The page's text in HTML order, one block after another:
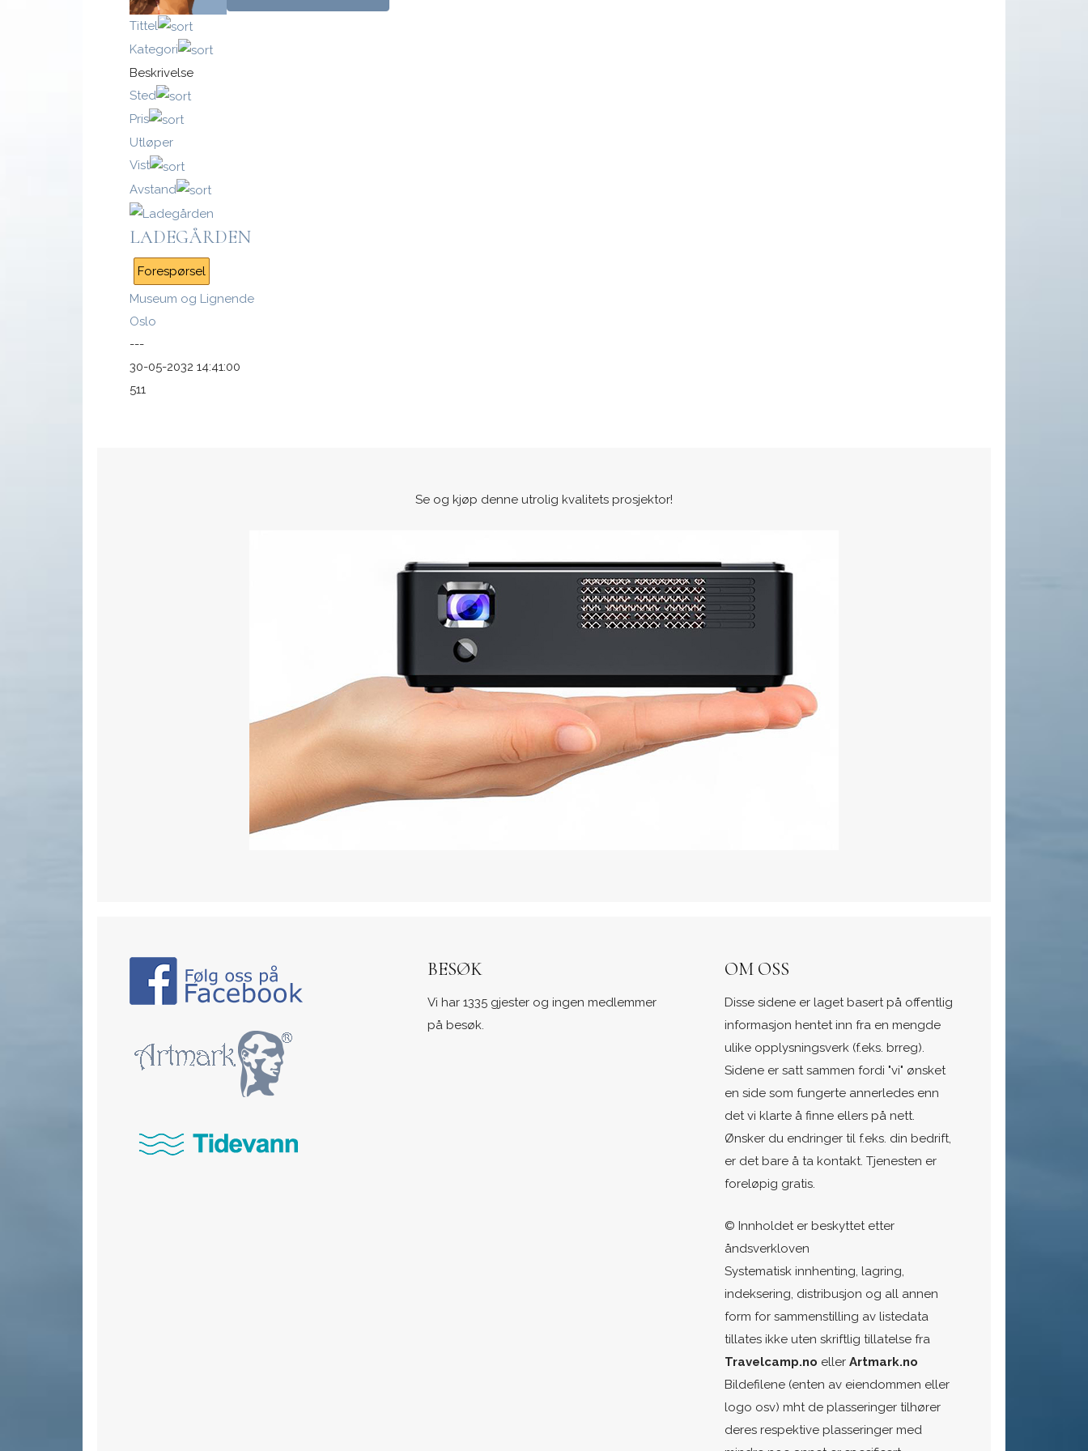
Tittel
Kategori
Beskrivelse
Sted
Pris
Utløper
Vist
Avstand
LADEGÅRDEN
Forespørsel
Museum og Lignende
Oslo
---
30-05-2032 14:41:00
511
Se og kjøp denne utrolig kvalitets prosjektor!
BESØK
Vi har 1335 gjester og ingen medlemmer
på besøk.
OM OSS
Disse sidene er laget basert på offentlig
informasjon hentet inn fra en mengde
ulike opplysningsverk (f.eks. brreg).
Sidene er satt sammen fordi "vi" ønsket
en side som fungerte annerledes enn
det vi klarte å finne ellers på nett.
Ønsker du endringer til f.eks. din bedrift,
er det bare å ta kontakt. Tjenesten er
foreløpig gratis.
© Innholdet er beskyttet etter
åndsverkloven
Systematisk innhenting, lagring,
indeksering, distribusjon og all annen
form for sammenstilling av listedata
tillates ikke uten skriftlig tillatelse fra
Travelcamp.no ellerArtmark.no
Bildefilene (enten av eiendommen eller
logo osv) mht de plasseringer tilhører
deres respektive plasseringer med
Logg inn med passnøkkel
Logg inn